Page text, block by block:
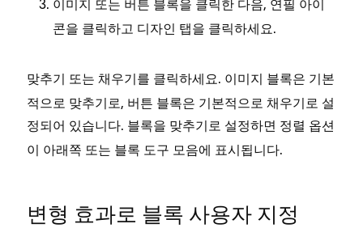
이미지 또는 버튼 블록을 클릭한 다음, 연필 아이
콘을 클릭하고 디자인 탭을 클릭하세요.
맞추기 또는 채우기 를 클릭하세요. 이미지 블록은 기본
적으로 맞추기로, 버튼 블록은 기본적으로 채우기로 설
정되어 있습니다. 블록을 맞추기 로 설정하면 정렬 옵션
이 아래쪽 또는 블록 도구 모음에 표시됩니다.
변형 효과로 블록 사용자 지정